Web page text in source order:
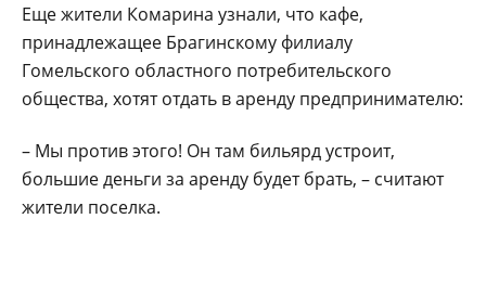
Еще жители Комарина узнали, что кафе,
принадлежащее Брагинскому филиалу
Гомельского областного потребительского
общества, хотят отдать в аренду предпринимателю:
– Мы против этого! Он там бильярд устроит,
большие деньги за аренду будет брать, – считают
жители поселка.